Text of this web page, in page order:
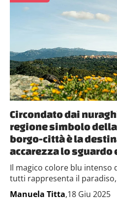
Circondato dai
regione simbolo
borgo-città è la
accarezza lo sguardo
Il magico colore blu intenso
tutti rappresenta il
Manuela Titta,18 Giu 2025